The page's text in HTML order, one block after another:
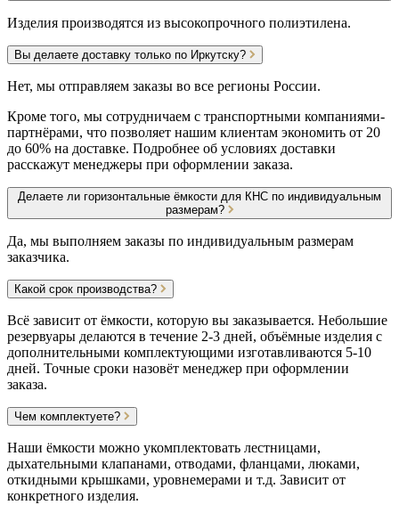
Изделия производятся из высокопрочного полиэтилена.
Вы делаете доставку только по Иркутску?
Нет, мы отправляем заказы во все регионы России.
Кроме того, мы сотрудничаем с транспортными компаниями-
партнёрами, что позволяет нашим клиентам экономить от 20
до 60% на доставке. Подробнее об условиях доставки
расскажут менеджеры при оформлении заказа.
Делаете ли горизонтальные ёмкости для КНС по индивидуальным
размерам?
Да, мы выполняем заказы по индивидуальным размерам
заказчика.
Какой срок производства?
Всё зависит от ёмкости, которую вы заказывается. Небольшие
резервуары делаются в течение 2-3 дней, объёмные изделия с
дополнительными комплектующими изготавливаются 5-10
дней. Точные сроки назовёт менеджер при оформлении
заказа.
Чем комплектуете?
Наши ёмкости можно укомплектовать лестницами,
дыхательными клапанами, отводами, фланцами, люками,
откидными крышками, уровнемерами и т.д. Зависит от
конкретного изделия.